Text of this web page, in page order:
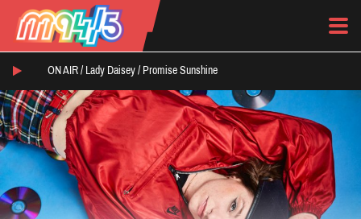
ON AIR / Lady Daisey / Promise Sunshine